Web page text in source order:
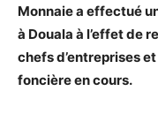
Monnaie a effectué
à Douala à l’effet de
chefs d’entreprises
foncière en cours.